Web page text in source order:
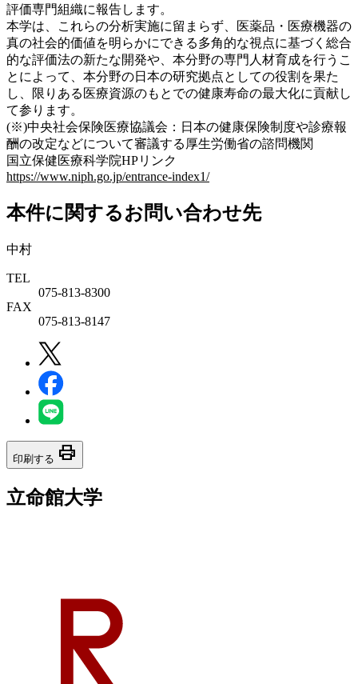
評価専門組織に報告します。
本学は、これらの分析実施に留まらず、医薬品・医療機器の
真の社会的価値を明らかにできる多角的な視点に基づく総合
的な評価法の新たな開発や、本分野の専門人材育成を行うこ
とによって、本分野の日本の研究拠点としての役割を果た
し、限りある医療資源のもとでの健康寿命の最大化に貢献し
て参ります。
(※)中央社会保険医療協議会：日本の健康保険制度や診療報
酬の改定などについて審議する厚生労働省の諮問機関
国立保健医療科学院HPリンク
https://www.niph.go.jp/entrance-index1/
本件に関するお問い合わせ先
中村
TEL
075-813-8300
FAX
075-813-8147
印刷する print
立命館大学